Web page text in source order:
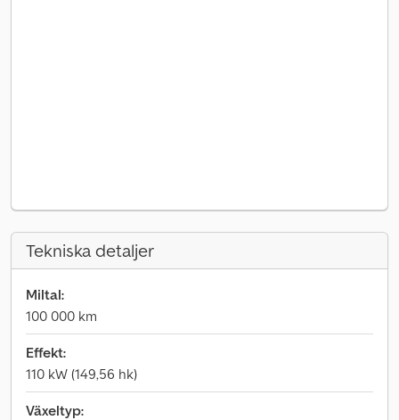
Tekniska detaljer
Miltal:
100 000 km
Effekt:
110 kW (149,56 hk)
Växeltyp: